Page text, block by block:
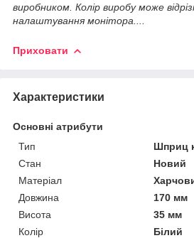
виробником. Колір виробу може
налаштування монітора....
Приховати
Характеристики
Основні атрибути
Тип
Шприц
Стан
Новий
Матеріал
Довжина
170 мм
Висота
35 мм
Колір
Білий